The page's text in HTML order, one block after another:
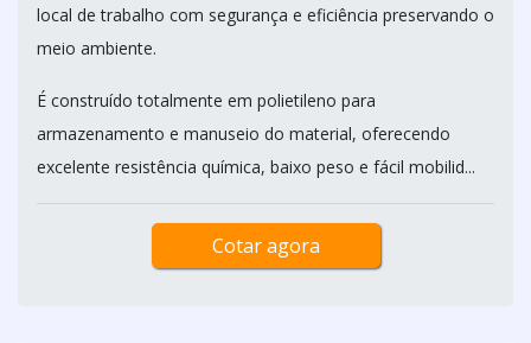
local de trabalho com segurança e eficiência preservando o
meio ambiente.
É construído totalmente em polietileno para
armazenamento e manuseio do material, oferecendo
excelente resistência química, baixo peso e fácil mobilid...
Cotar agora